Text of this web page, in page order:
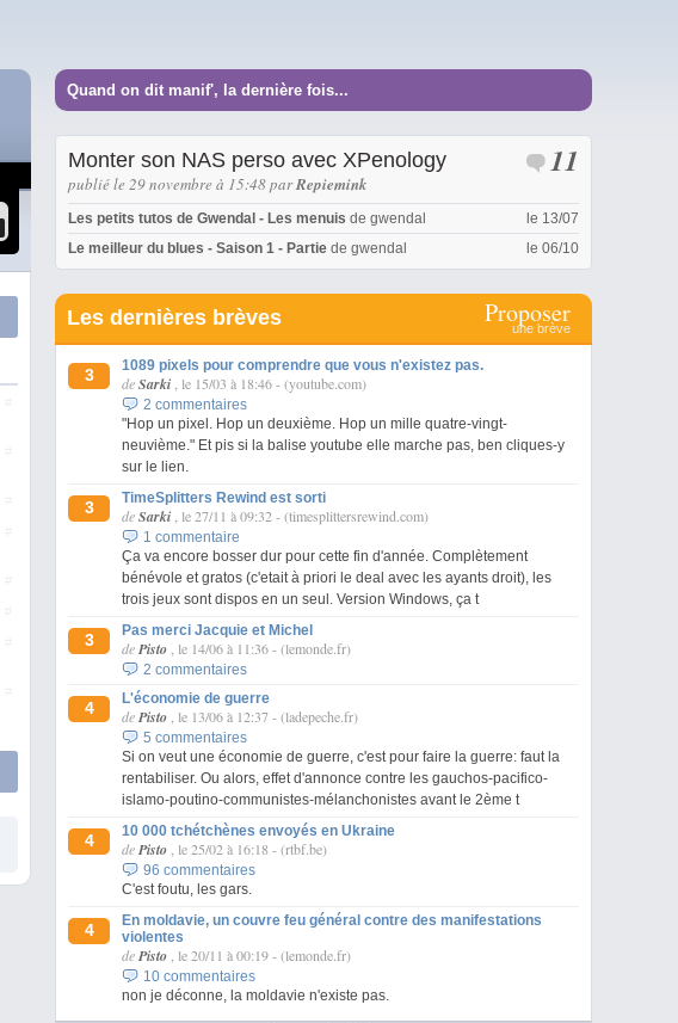
Quand on dit manif', la dernière fois...
11
Monter son NAS perso avec XPenology
publié le 29 novembre à 15:48parRepiemink
le 13/07
Les petits tutos de Gwendal - Les menuis de gwendal
le 06/10
Le meilleur du blues - Saison 1 - Partie de gwendal
Proposer
une brève
Les dernières brèves
3 1089 pixels pour comprendre que vous n'existez pas.
deSarki , le 15/03 à 18:46-(youtube.com)
2 commentaires
"Hop un pixel. Hop un deuxième. Hop un mille quatre-vingt-
neuvième." Et pis si la balise youtube elle marche pas, ben cliques-y
sur le lien.
3 TimeSplitters Rewind est sorti
deSarki , le 27/11 à 09:32 -(timesplittersrewind.com)
1 commentaire
Ça va encore bosser dur pour cette fin d'année. Complètement
bénévole et gratos (c'etait à priori le deal avec les ayants droit), les
trois jeux sont dispos en un seul. Version Windows, ça t
3 Pas merci Jacquie et Michel
dePisto , le 14/06 à 11:36-(lemonde.fr)
2 commentaires
4 L'économie de guerre
dePisto , le 13/06 à 12:37-(ladepeche.fr)
5 commentaires
Si on veut une économie de guerre, c'est pour faire la guerre: faut la
rentabiliser. Ou alors, effet d'annonce contre les gauchos-pacifico-
islamo-poutino-communistes-mélanchonistes avant le 2ème t
4 10 000 tchétchènes envoyés en Ukraine
dePisto , le 25/02 à 16:18 -(rtbf.be)
96 commentaires
C'est foutu, les gars.
4
En moldavie, un couvre feu général contre des manifestations
violentes
dePisto , le 20/11 à 00:19-(lemonde.fr)
10 commentaires
non je déconne, la moldavie n'existe pas.